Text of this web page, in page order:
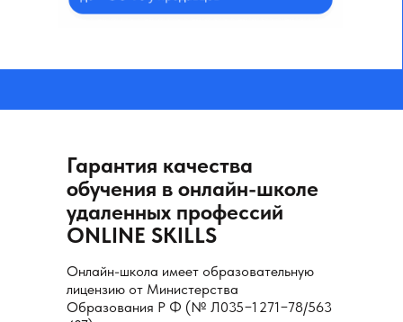
Гарантия качества
обучения в онлайн-школе
удаленных профессий
ONLINE SKILLS
Онлайн-школа имеет образовательную
лицензию от Министерства
Образования Р Ф (№ Л035−1 271−78/563